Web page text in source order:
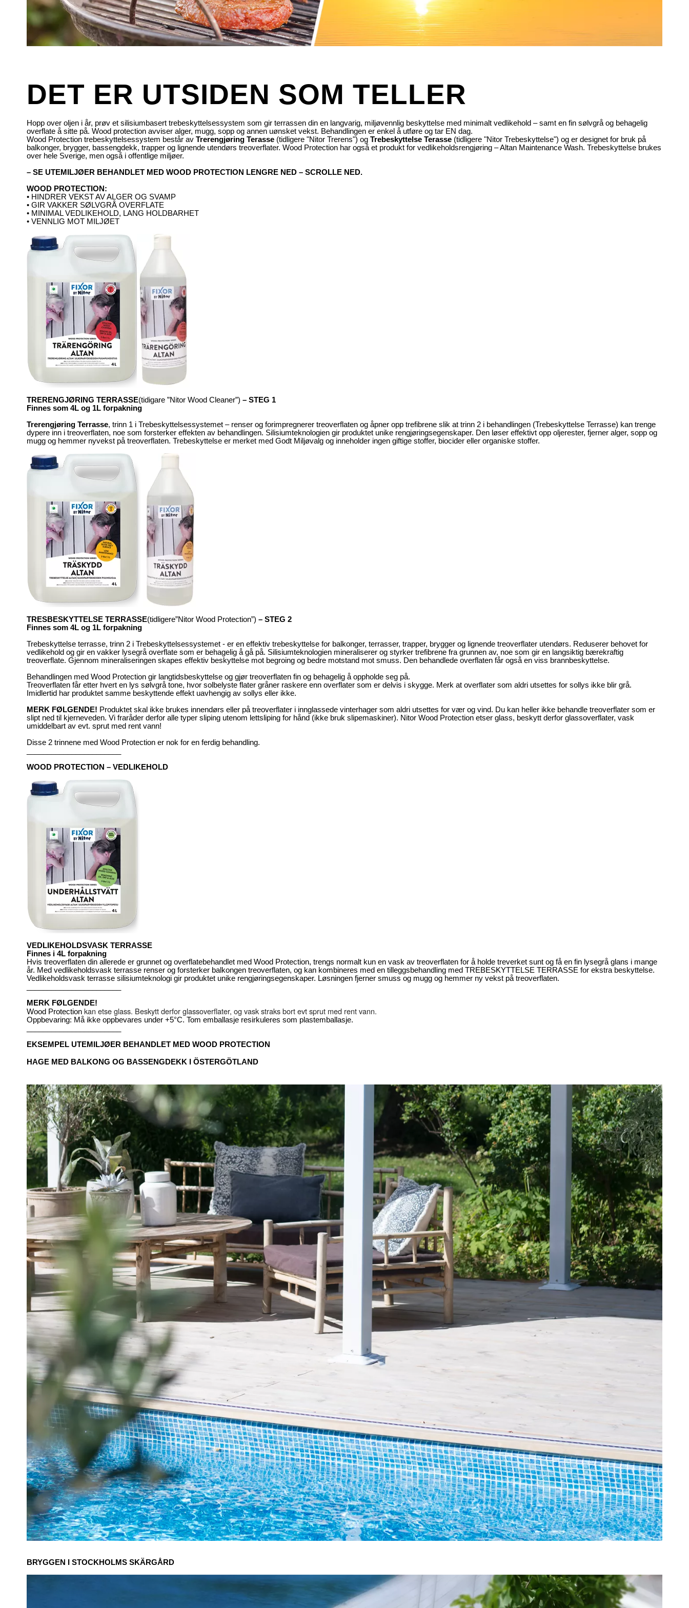
DET ER UTSIDEN SOM TELLER
Hopp over oljen i år, prøv et silisiumbasert trebeskyttelsessystem som gir terrassen din en langvarig, miljøvennlig beskyttelse med minimalt vedlikehold – samt en fin sølvgrå og behagelig
overflate å sitte på. Wood protection avviser alger, mugg, sopp og annen uønsket vekst. Behandlingen er enkel å utføre og tar EN dag.
Wood Protection trebeskyttelsessystem består av Trerengjøring Terasse (tidligere "Nitor Trerens") og Trebeskyttelse Terasse (tidligere "Nitor Trebeskyttelse") og er designet for bruk på
balkonger, brygger, bassengdekk, trapper og lignende utendørs treoverflater. Wood Protection har også et produkt for vedlikeholdsrengjøring – Altan Maintenance Wash. Trebeskyttelse brukes
over hele Sverige, men også i offentlige miljøer.
– SE UTEMILJØER BEHANDLET MED WOOD PROTECTION LENGRE NED – SCROLLE NED.
WOOD PROTECTION:
• HINDRER VEKST AV ALGER OG SVAMP
• GIR VAKKER SØLVGRÅ OVERFLATE
• MINIMAL VEDLIKEHOLD, LANG HOLDBARHET
• VENNLIG MOT MILJØET
TRERENGJØRING TERRASSE(tidigare ”Nitor Wood Cleaner”) – STEG 1
Finnes som 4L og 1L forpakning
Trerengjøring Terrasse, trinn 1 i Trebeskyttelsessystemet – renser og forimpregnerer treoverflaten og åpner opp trefibrene slik at trinn 2 i behandlingen (Trebeskyttelse Terrasse) kan trenge
dypere inn i treoverflaten, noe som forsterker effekten av behandlingen. Silisiumteknologien gir produktet unike rengjøringsegenskaper. Den løser effektivt opp oljerester, fjerner alger, sopp og
mugg og hemmer nyvekst på treoverflaten. Trebeskyttelse er merket med Godt Miljøvalg og inneholder ingen giftige stoffer, biocider eller organiske stoffer.
TRESBESKYTTELSE TERRASSE(tidligere”Nitor Wood Protection”) – STEG 2
Finnes som 4L og 1L forpakning
Trebeskyttelse terrasse, trinn 2 i Trebeskyttelsessystemet - er en effektiv trebeskyttelse for balkonger, terrasser, trapper, brygger og lignende treoverflater utendørs. Reduserer behovet for
vedlikehold og gir en vakker lysegrå overflate som er behagelig å gå på. Silisiumteknologien mineraliserer og styrker trefibrene fra grunnen av, noe som gir en langsiktig bærekraftig
treoverflate. Gjennom mineraliseringen skapes effektiv beskyttelse mot begroing og bedre motstand mot smuss. Den behandlede overflaten får også en viss brannbeskyttelse.
Behandlingen med Wood Protection gir langtidsbeskyttelse og gjør treoverflaten fin og behagelig å oppholde seg på.
Treoverflaten får etter hvert en lys sølvgrå tone, hvor solbelyste flater gråner raskere enn overflater som er delvis i skygge. Merk at overflater som aldri utsettes for sollys ikke blir grå.
Imidlertid har produktet samme beskyttende effekt uavhengig av sollys eller ikke.
MERK FØLGENDE! Produktet skal ikke brukes innendørs eller på treoverflater i innglassede vinterhager som aldri utsettes for vær og vind. Du kan heller ikke behandle treoverflater som er
slipt ned til kjerneveden. Vi fraråder derfor alle typer sliping utenom lettsliping for hånd (ikke bruk slipemaskiner). Nitor Wood Protection etser glass, beskytt derfor glassoverflater, vask
umiddelbart av evt. sprut med rent vann!
Disse 2 trinnene med Wood Protection er nok for en ferdig behandling.
WOOD PROTECTION – VEDLIKEHOLD
VEDLIKEHOLDSVASK TERRASSE
Finnes i 4L forpakning
Hvis treoverflaten din allerede er grunnet og overflatebehandlet med Wood Protection, trengs normalt kun en vask av treoverflaten for å holde treverket sunt og få en fin lysegrå glans i mange
år. Med vedlikeholdsvask terrasse renser og forsterker balkongen treoverflaten, og kan kombineres med en tilleggsbehandling med TREBESKYTTELSE TERRASSE for ekstra beskyttelse.
Vedlikeholdsvask terrasse silisiumteknologi gir produktet unike rengjøringsegenskaper. Løsningen fjerner smuss og mugg og hemmer ny vekst på treoverflaten.
MERK FØLGENDE!
Wood Protection kan etse glass. Beskytt derfor glassoverflater, og vask straks bort evt sprut med rent vann.
Oppbevaring: Må ikke oppbevares under +5°C. Tom emballasje resirkuleres som plastemballasje.
EKSEMPEL UTEMILJØER BEHANDLET MED WOOD PROTECTION
HAGE MED BALKONG OG BASSENGDEKK I ÖSTERGÖTLAND
BRYGGEN I STOCKHOLMS SKÄRGÅRD